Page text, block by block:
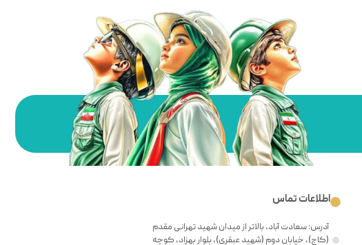
اطلاعات تماس
آدرس: سعادت آباد، بالاتر از میدان شهید تهرانی مقدم
(کاج)، خیابان دوم (شهید عبقری)، بلوار بهزاد، کوچه